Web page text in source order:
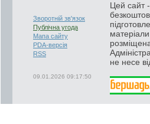
Зворотній зв'язок
Публічна угода
Мапа сайту
PDA-версія
RSS
09.01.2026 09:17:50
Цей сайт
не несе